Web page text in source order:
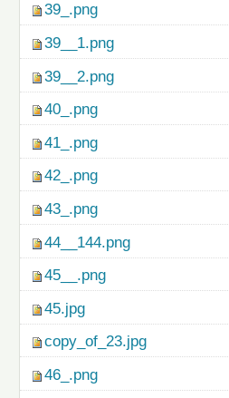
39_.png
39__1.png
39__2.png
40_.png
41_.png
42_.png
43_.png
44__144.png
45__.png
45.jpg
copy_of_23.jpg
46_.png